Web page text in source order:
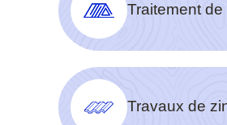
Traitement
Travaux de